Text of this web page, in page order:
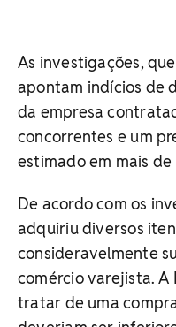
As investigações,
apontam indícios de
da empresa
concorrentes e um
estimado em mais de
De acordo com os
adquiriu diversos
consideravelmente
comércio varejista. A
tratar de uma